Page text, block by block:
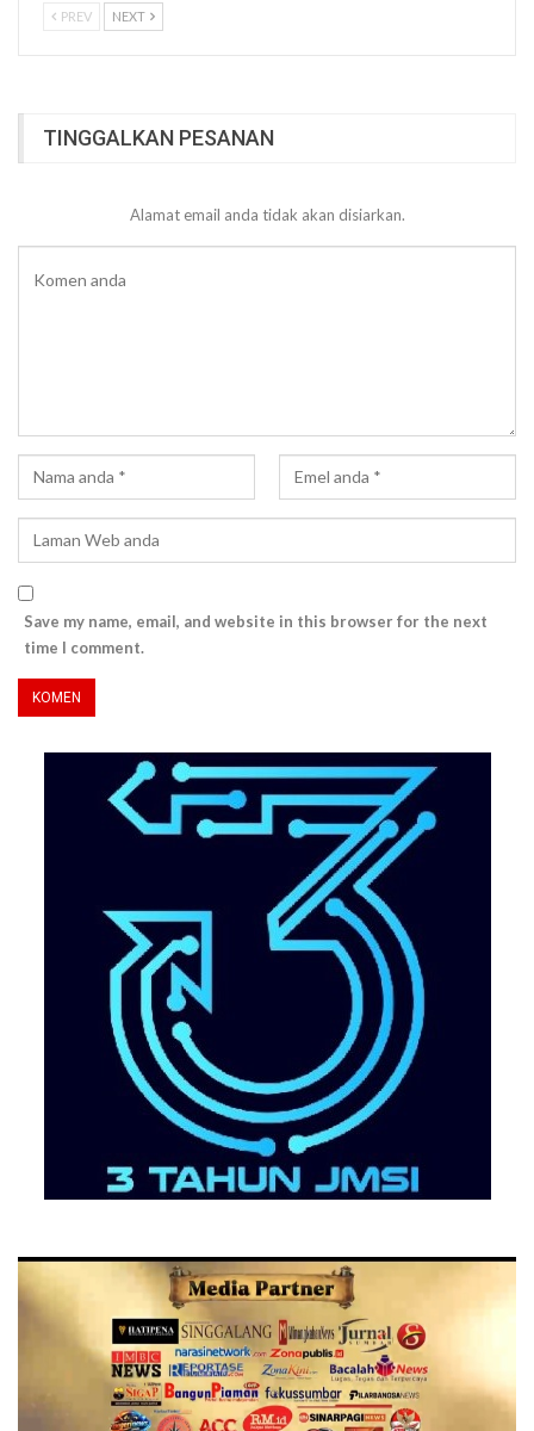
PREV NEXT
TINGGALKAN PESANAN
Alamat email anda tidak akan disiarkan.
Save my name, email, and website in this browser for the next
time I comment.